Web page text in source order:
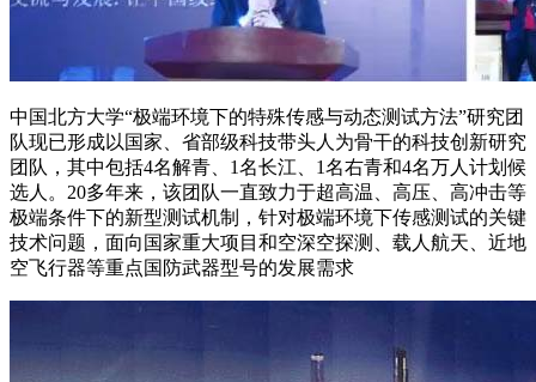
中国北方大学“极端环境下的特殊传感与动态测试方法”研究团
队现已形成以国家、省部级科技带头人为骨干的科技创新研究
团队，其中包括4名解青、1名长江、1名右青和4名万人计划候
选人。20多年来，该团队一直致力于超高温、高压、高冲击等
极端条件下的新型测试机制，针对极端环境下传感测试的关键
技术问题，面向国家重大项目和空深空探测、载人航天、近地
空飞行器等重点国防武器型号的发展需求